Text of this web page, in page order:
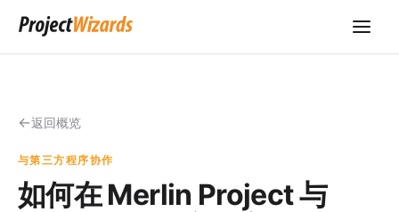
返回概览
与第三方程序协作
如何在 Merlin Project 与